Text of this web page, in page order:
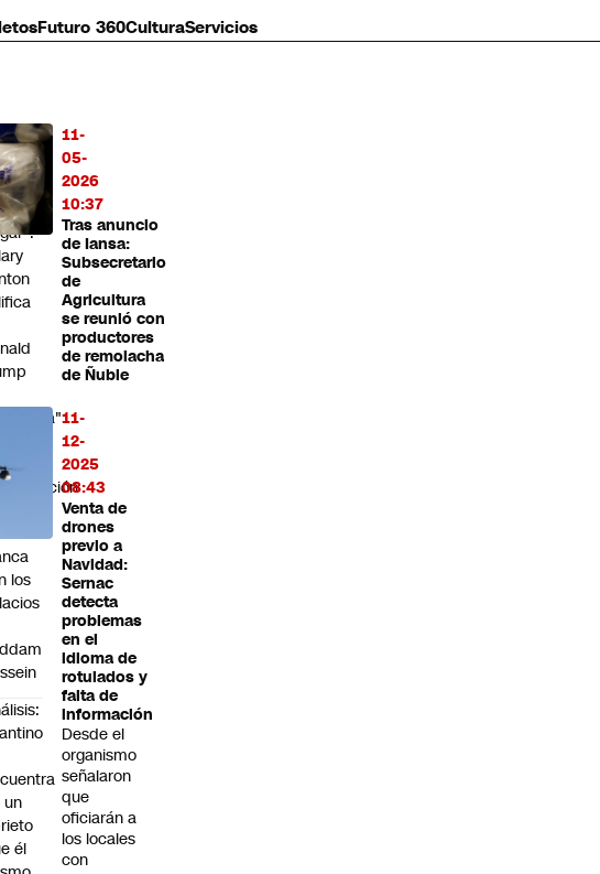
Futuro 360CulturaServicios
11-
05-
2026
10:37
Tras anuncio
de Iansa:
Subsecretario
de
Agricultura
se reunió con
productores
de remolacha
de Ñuble
11-
12-
2025
08:43
Venta de
drones
previo a
Navidad:
Sernac
detecta
problemas
en el
idioma de
rotulados y
falta de
información
Desde el
organismo
señalaron
que
oficiarán a
los locales
con
los
un
él